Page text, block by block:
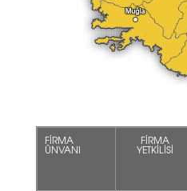
FİRMA
ÜNVANI
FİRMA
YETKİLİSİ